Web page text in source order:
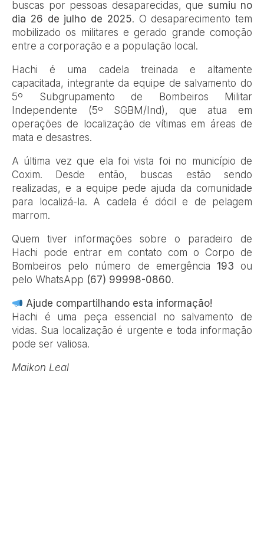
buscas por pessoas desaparecidas, que sumiu no
dia 26 de julho de 2025. O desaparecimento tem
mobilizado os militares e gerado grande comoção
entre a corporação e a população local.
Hachi é uma cadela treinada e altamente
capacitada, integrante da equipe de salvamento do
5º Subgrupamento de Bombeiros Militar
Independente (5º SGBM/Ind), que atua em
operações de localização de vítimas em áreas de
mata e desastres.
A última vez que ela foi vista foi no município de
Coxim. Desde então, buscas estão sendo
realizadas, e a equipe pede ajuda da comunidade
para localizá-la. A cadela é dócil e de pelagem
marrom.
Quem tiver informações sobre o paradeiro de
Hachi pode entrar em contato com o Corpo de
Bombeiros pelo número de emergência 193 ou
pelo WhatsApp (67) 99998-0860.
Ajude compartilhando esta informação!
Hachi é uma peça essencial no salvamento de
vidas. Sua localização é urgente e toda informação
pode ser valiosa.
Maikon Leal